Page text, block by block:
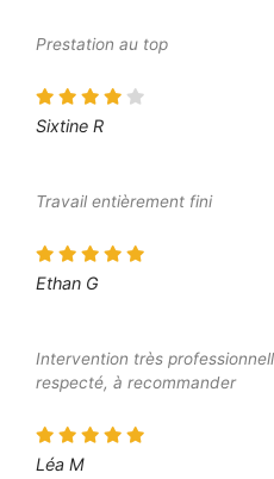
Prestation au top
Sixtine R
Travail entièrement fini
Ethan G
Intervention très
respecté, à recommander
Léa M